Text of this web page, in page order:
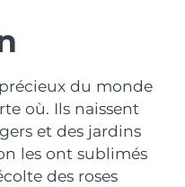
du monde
où. Ils naissent
et des jardins
les ont sublimés
des roses
Livraison estimée8/9/26
Livraison estimée8/15/26